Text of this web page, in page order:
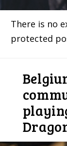
There is no
protected